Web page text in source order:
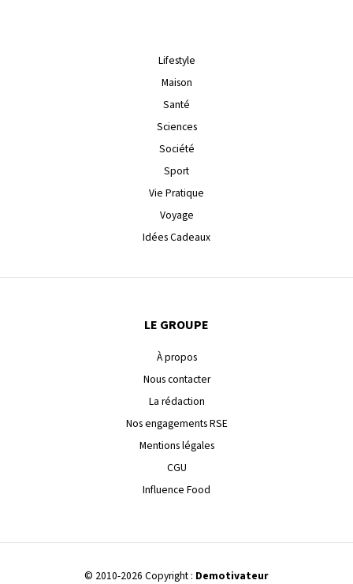
Lifestyle
Maison
Santé
Sciences
Société
Sport
Vie Pratique
Voyage
Idées Cadeaux
LE GROUPE
À propos
Nous contacter
La rédaction
Nos engagements RSE
Mentions légales
CGU
Influence Food
© 2010-2026 Copyright : Demotivateur